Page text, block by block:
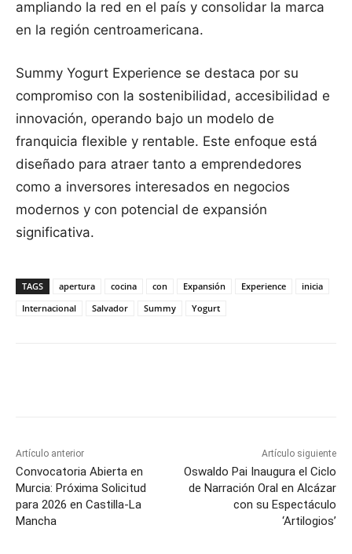
ampliando la red en el país y consolidar la marca
en la región centroamericana.
Summy Yogurt Experience se destaca por su
compromiso con la sostenibilidad, accesibilidad e
innovación, operando bajo un modelo de
franquicia flexible y rentable. Este enfoque está
diseñado para atraer tanto a emprendedores
como a inversores interesados en negocios
modernos y con potencial de expansión
significativa.
TAGS apertura cocina con Expansión Experience
inicia
Internacional
Salvador Summy Yogurt
Artículo anterior
Convocatoria Abierta en
Murcia: Próxima Solicitud
para 2026 en Castilla-La
Mancha
Artículo siguiente
Oswaldo Pai Inaugura el Ciclo
de Narración Oral en Alcázar
con su Espectáculo
‘Artilogios’